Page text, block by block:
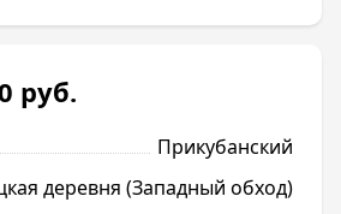
руб.
Прикубанский
деревня (Западный обход)